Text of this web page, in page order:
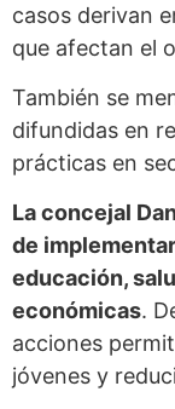
casos derivan
que afectan el
También se
difundidas en
prácticas en
La concejal
de
educación,
económicas.
acciones
jóvenes y